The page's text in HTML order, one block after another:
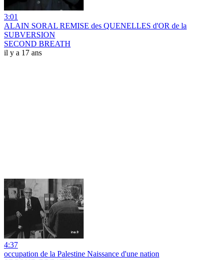
3:01
ALAIN SORAL REMISE des QUENELLES d'OR de la
SUBVERSION
SECOND BREATH
il y a 17 ans
4:37
occupation de la Palestine Naissance d'une nation